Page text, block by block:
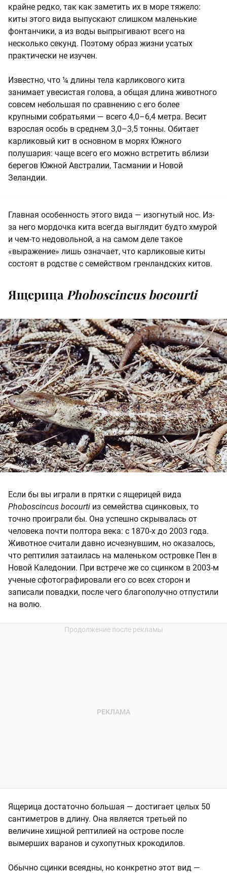
крайне редко, так как заметить их в море тяжело:
киты этого вида выпускают слишком маленькие
фонтанчики, а из воды выпрыгивают всего на
несколько секунд. Поэтому образ жизни усатых
практически не изучен.
Известно, что ¼ длины тела карликового кита
занимает увесистая голова, а общая длина животного
совсем небольшая по сравнению с его более
крупными собратьями — всего 4,0–6,4 метра. Весит
взрослая особь в среднем 3,0–3,5 тонны. Обитает
карликовый кит в основном в морях Южного
полушария: чаще всего его можно встретить вблизи
берегов Южной Австралии, Тасмании и Новой
Зеландии.
Главная особенность этого вида — изогнутый нос. Из-
за него мордочка кита всегда выглядит будто хмурой
и чем-то недовольной, а на самом деле такое
«выражение» лишь означает, что карликовые киты
состоят в родстве с семейством гренландских китов.
Ящерица Phoboscincus bocourti
Если бы вы играли в прятки с ящерицей вида
Phoboscincus bocourti из семейства сцинковых, то
точно проиграли бы. Она успешно скрывалась от
человека почти полтора века: с 1870-х до 2003 года.
Животное считали давно исчезнувшим, но оказалось,
что рептилия затаилась на маленьком островке Пен в
Новой Каледонии. При встрече же со сцинком в 2003-м
ученые сфотографировали его со всех сторон и
записали повадки, после чего благополучно отпустили
на волю.
Ящерица достаточно большая — достигает целых 50
сантиметров в длину. Она является третьей по
величине хищной рептилией на острове после
вымерших варанов и сухопутных крокодилов.
Обычно сцинки всеядны, но конкретно этот вид —